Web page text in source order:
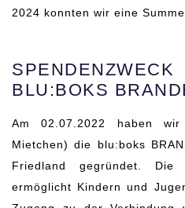
2024 konnten wir eine
BLU:BOKS
Am 02.07.2022 haben
Mietchen) die blu:boks
Friedland gegründet. Die
ermöglicht Kindern und